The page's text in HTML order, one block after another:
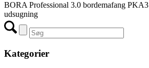
BORA Professional 3.0 bordemafang
udsugning
Kategorier